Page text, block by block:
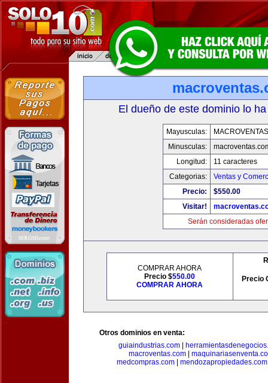
El dueño de este dominio lo
Mayusculas:
Minusculas:
Longitud:
11 caracteres
Categorias:
Ventas y
Precio:
$550.00
Visitar!
Serán consideradas
COMPRAR AHORA
Precio $550.00
COMPRAR AHORA
Precio
Otros dominios en venta:
guiaindustrias.com
macroventas.com
medcompras.com| mendozapropiedades.com